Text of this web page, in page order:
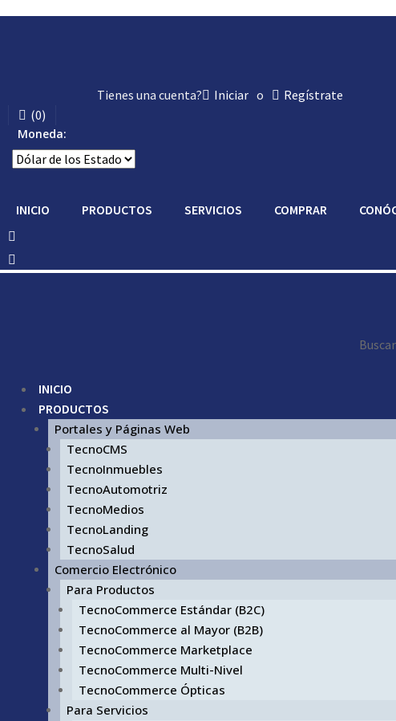
Tienes una cuenta? Iniciar o
Regístrate
(0)
Moneda:
INICIO PRODUCTOS SERVICIOS COMPRAR
Buscar
INICIO
PRODUCTOS
Portales y Páginas Web
TecnoCMS
TecnoInmuebles
TecnoAutomotriz
TecnoMedios
TecnoLanding
TecnoSalud
Comercio Electrónico
Para Productos
TecnoCommerce Estándar (B2C)
TecnoCommerce al Mayor (B2B)
TecnoCommerce Marketplace
TecnoCommerce Multi-Nivel
TecnoCommerce Ópticas
Para Servicios